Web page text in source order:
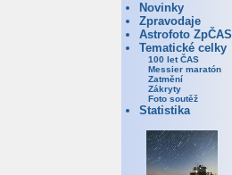
Novinky
Zpravodaje
Astrofoto ZpČAS
Tematické celky
100 let ČAS
Messier maratón
Zatmění
Zákryty
Foto soutěž
Statistika